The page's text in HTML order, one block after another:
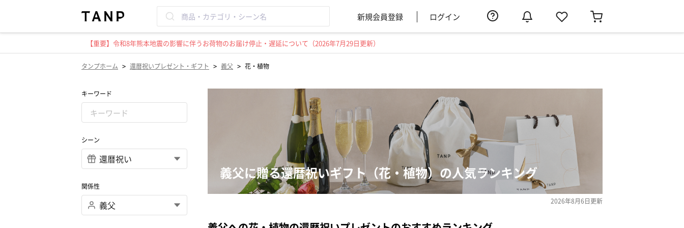
新規会員登録 ログイン
【重要】令和8年熊本地震の影響に伴うお荷物のお届け停止・遅延について（2026年7月29日更新）
タンプホーム > 還暦祝いプレゼント・ギフト > 義父 > 花・植物
キーワード
シーン
関係性
義父に贈る還暦祝いギフト（花・植物）の人気ランキング
2026年8月6日更新